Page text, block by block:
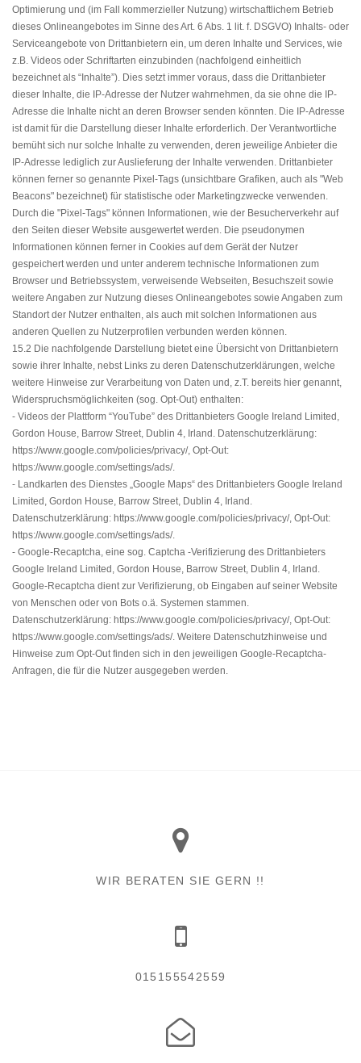
Optimierung und (im Fall kommerzieller Nutzung) wirtschaftlichem Betrieb
dieses Onlineangebotes im Sinne des Art. 6 Abs. 1 lit. f. DSGVO) Inhalts- oder
Serviceangebote von Drittanbietern ein, um deren Inhalte und Services, wie
z.B. Videos oder Schriftarten einzubinden (nachfolgend einheitlich
bezeichnet als “Inhalte”). Dies setzt immer voraus, dass die Drittanbieter
dieser Inhalte, die IP-Adresse der Nutzer wahrnehmen, da sie ohne die IP-
Adresse die Inhalte nicht an deren Browser senden könnten. Die IP-Adresse
ist damit für die Darstellung dieser Inhalte erforderlich. Der Verantwortliche
bemüht sich nur solche Inhalte zu verwenden, deren jeweilige Anbieter die
IP-Adresse lediglich zur Auslieferung der Inhalte verwenden. Drittanbieter
können ferner so genannte Pixel-Tags (unsichtbare Grafiken, auch als "Web
Beacons" bezeichnet) für statistische oder Marketingzwecke verwenden.
Durch die "Pixel-Tags" können Informationen, wie der Besucherverkehr auf
den Seiten dieser Website ausgewertet werden. Die pseudonymen
Informationen können ferner in Cookies auf dem Gerät der Nutzer
gespeichert werden und unter anderem technische Informationen zum
Browser und Betriebssystem, verweisende Webseiten, Besuchszeit sowie
weitere Angaben zur Nutzung dieses Onlineangebotes sowie Angaben zum
Standort der Nutzer enthalten, als auch mit solchen Informationen aus
anderen Quellen zu Nutzerprofilen verbunden werden können.
15.2 Die nachfolgende Darstellung bietet eine Übersicht von Drittanbietern
sowie ihrer Inhalte, nebst Links zu deren Datenschutzerklärungen, welche
weitere Hinweise zur Verarbeitung von Daten und, z.T. bereits hier genannt,
Widerspruchsmöglichkeiten (sog. Opt-Out) enthalten:
- Videos der Plattform “YouTube” des Drittanbieters Google Ireland Limited,
Gordon House, Barrow Street, Dublin 4, Irland. Datenschutzerklärung:
https://www.google.com/policies/privacy/, Opt-Out:
https://www.google.com/settings/ads/.
- Landkarten des Dienstes „Google Maps“ des Drittanbieters Google Ireland
Limited, Gordon House, Barrow Street, Dublin 4, Irland.
Datenschutzerklärung: https://www.google.com/policies/privacy/, Opt-Out:
https://www.google.com/settings/ads/.
- Google-Recaptcha, eine sog. Captcha -Verifizierung des Drittanbieters
Google Ireland Limited, Gordon House, Barrow Street, Dublin 4, Irland.
Google-Recaptcha dient zur Verifizierung, ob Eingaben auf seiner Website
von Menschen oder von Bots o.ä. Systemen stammen.
Datenschutzerklärung: https://www.google.com/policies/privacy/, Opt-Out:
https://www.google.com/settings/ads/. Weitere Datenschutzhinweise und
Hinweise zum Opt-Out finden sich in den jeweiligen Google-Recaptcha-
Anfragen, die für die Nutzer ausgegeben werden.
WIR BERATEN SIE GERN !!
015155542559